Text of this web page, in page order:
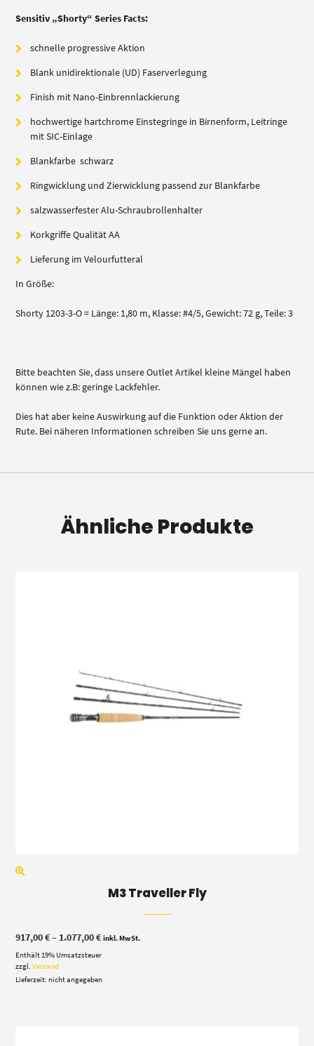
Sensitiv „Shorty“ Series Facts:
schnelle progressive Aktion
Blank unidirektionale (UD) Faserverlegung
Finish mit Nano-Einbrennlackierung
hochwertige hartchrome Einstegringe in Birnenform, Leitringe
mit SIC-Einlage
Blankfarbe schwarz
Ringwicklung und Zierwicklung passend zur Blankfarbe
salzwasserfester Alu-Schraubrollenhalter
Korkgriffe Qualität AA
Lieferung im Velourfutteral
In Größe:
Shorty 1203-3-O = Länge: 1,80 m, Klasse: #4/5, Gewicht: 72 g, Teile: 3
Bitte beachten Sie, dass unsere Outlet Artikel kleine Mängel haben
können wie z.B: geringe Lackfehler.
Dies hat aber keine Auswirkung auf die Funktion oder Aktion der
Rute. Bei näheren Informationen schreiben Sie uns gerne an.
Ähnliche Produkte
M3 Traveller Fly
917,00€– 1.077,00€Preisspanne:
bis
inkl. MwSt.
Enthält 19% Umsatzsteuer
zzgl.Versand
Lieferzeit: nicht angegeben